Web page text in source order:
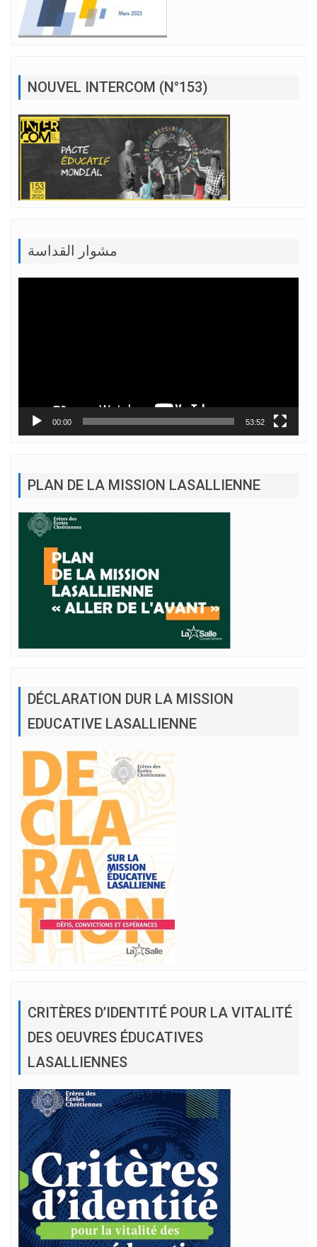
NOUVEL INTERCOM (N°153)
مشوار القداسة
00:00 53:52
PLAN DE LA MISSION LASALLIENNE
DÉCLARATION DUR LA MISSION
EDUCATIVE LASALLIENNE
CRITÈRES D’IDENTITÉ POUR LA VITALITÉ
DES OEUVRES ÉDUCATIVES
LASALLIENNES